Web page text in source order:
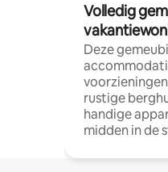
Volledig
Deze
rustige
handige
midden in de